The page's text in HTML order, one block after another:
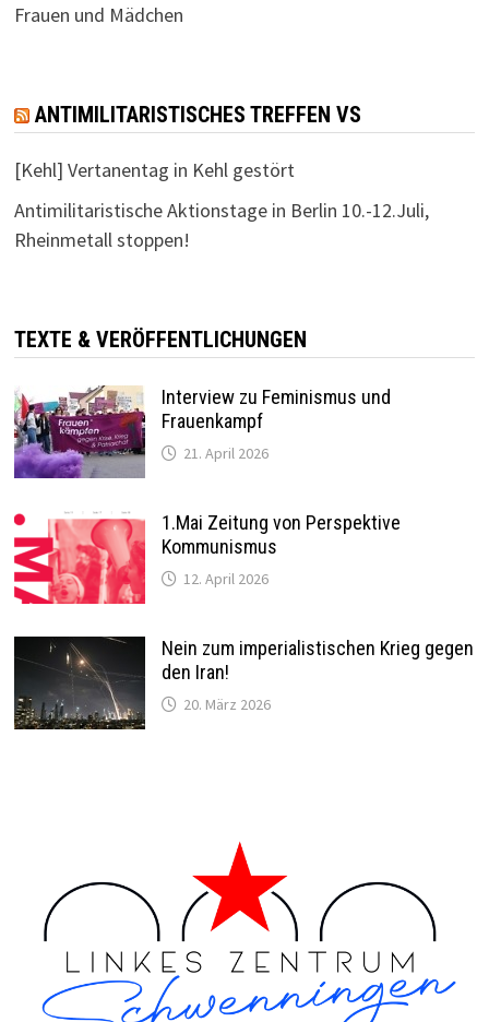
Frauen und Mädchen
ANTIMILITARISTISCHES TREFFEN VS
[Kehl] Vertanentag in Kehl gestört
Antimilitaristische Aktionstage in Berlin 10.-12.Juli,
Rheinmetall stoppen!
TEXTE & VERÖFFENTLICHUNGEN
Interview zu Feminismus und
Frauenkampf
21. April 2026
1.Mai Zeitung von Perspektive
Kommunismus
12. April 2026
Nein zum imperialistischen Krieg gegen
den Iran!
20. März 2026